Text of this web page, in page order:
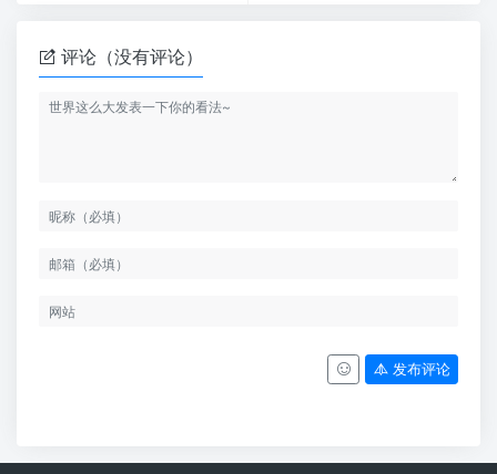
评论（没有评论）
发布评论